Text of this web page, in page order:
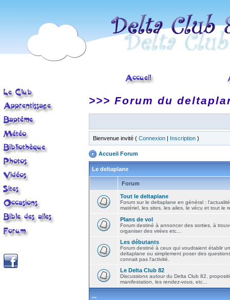
>>> Forum du
Bienvenue invité ( Connexion | Inscription )
Accueil Forum
Le deltaplane
Forum
Tout le deltaplane
Forum sur le deltaplane en général :
matériel, les sites, les ailes, le vécu et tout le
Plans de vol
Forum destiné à annoncer des sorties, à
organiser des virées etc...
Les débutants
Forum destiné à ceux qui voudraient établir
deltaplane ou simplement poser des
connait pas l'activité.
Le Delta Club 82
Discussions autour du Delta Club 82,
manifestation, les rendez-vous, etc...
...